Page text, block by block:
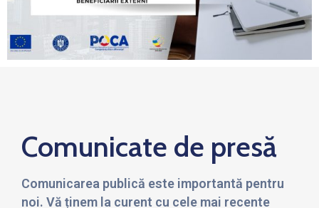
Comunicate de presă
Comunicarea publică este importantă pentru
noi. Vă ținem la curent cu cele mai recente